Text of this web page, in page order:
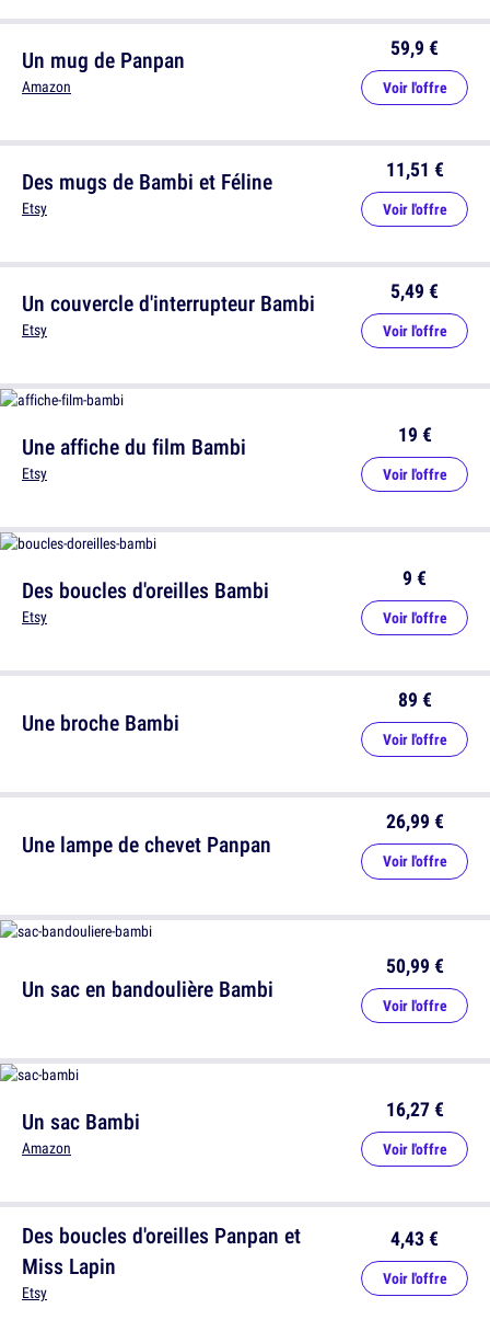
Des mugs de Bambi et Féline
Etsy
11,51 €
Voir l'offre
Une affiche du film Bambi
Etsy
19 €
Voir l'offre
Une broche Bambi
89 €
Voir l'offre
Un sac en bandoulière Bambi
50,99 €
Voir l'offre
Des boucles d'oreilles Panpan et
Miss Lapin
Etsy
4,43 €
Voir l'offre
Un mug de Panpan
Amazon
59,9 €
Voir l'offre
Un couvercle d'interrupteur Bambi
Etsy
5,49 €
Voir l'offre
Des boucles d'oreilles Bambi
Etsy
9 €
Voir l'offre
Une lampe de chevet Panpan
26,99 €
Voir l'offre
Un sac Bambi
Amazon
16,27 €
Voir l'offre